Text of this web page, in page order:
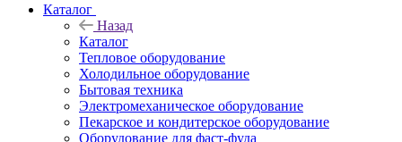
Каталог
Назад
Каталог
Тепловое оборудование
Холодильное оборудование
Бытовая техника
Электромеханическое оборудование
Пекарское и кондитерское оборудование
Оборудование для фаст-фуда